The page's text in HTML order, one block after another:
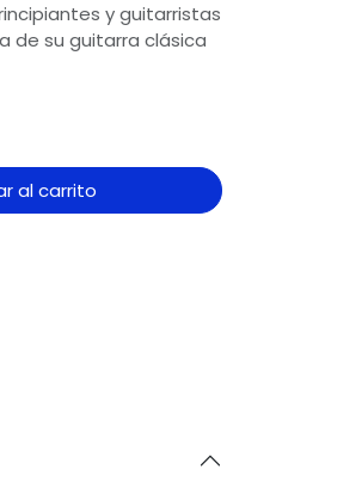
y guitarristas
de su guitarra clásica
al carrito